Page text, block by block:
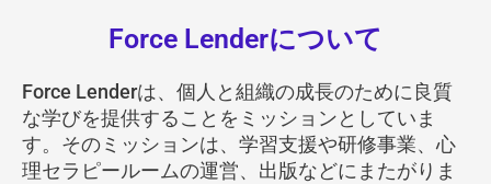
Force Lenderについて
Force Lenderは、個人と組織の成長のために良質
な学びを提供することをミッションとしていま
す。そのミッションは、学習支援や研修事業、心
理セラピールームの運営、出版などにまたがりま